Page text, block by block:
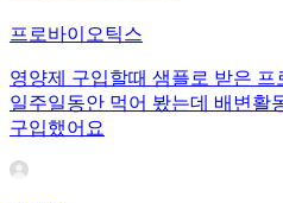
프로바이오틱스
영양제 구입할때 샘플로 받은 프
일주일동안 먹어 봤는데 배변활
구입했어요